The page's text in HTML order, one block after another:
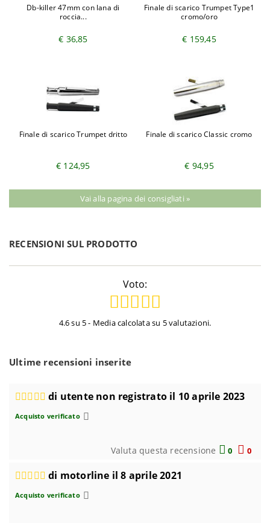
Db-killer 47mm con lana di
roccia...
€ 36,85
Finale di scarico Trumpet Type1
cromo/oro
€ 159,45
Finale di scarico Trumpet dritto
€ 124,95
Finale di scarico Classic cromo
€ 94,95
Vai alla pagina dei consigliati »
RECENSIONI SUL PRODOTTO
Voto:
4.6 su 5 - Media calcolata su 5 valutazioni.
Ultime recensioni inserite
di utente non registrato il 10 aprile 2023
Acquisto verificato
Valuta questa recensione 0 0
di motorline il 8 aprile 2021
Acquisto verificato